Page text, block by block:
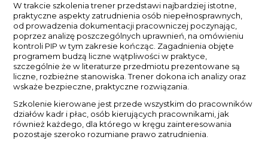
W trakcie szkolenia trener przedstawi najbardziej istotne,
praktyczne aspekty zatrudnienia osób niepełnosprawnych,
od prowadzenia dokumentacji pracowniczej poczynając,
poprzez analizę poszczególnych uprawnień, na omówieniu
kontroli PIP w tym zakresie kończąc. Zagadnienia objęte
programem budzą liczne wątpliwości w praktyce,
szczególnie że w literaturze przedmiotu prezentowane są
liczne, rozbieżne stanowiska. Trener dokona ich analizy oraz
wskaże bezpieczne, praktyczne rozwiązania.
Szkolenie kierowane jest przede wszystkim do pracowników
działów kadr i płac, osób kierujących pracownikami, jak
również każdego, dla którego w kręgu zainteresowania
pozostaje szeroko rozumiane prawo zatrudnienia.